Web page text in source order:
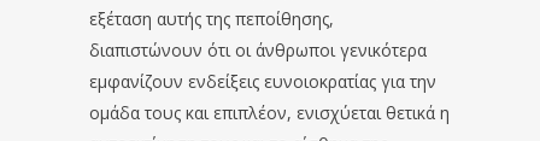
εξέταση αυτής της πεποίθησης,
διαπιστώνουν ότι οι άνθρωποι γενικότερα
εμφανίζουν ενδείξεις ευνοιοκρατίας για την
ομάδα τους και επιπλέον, ενισχύεται θετικά η